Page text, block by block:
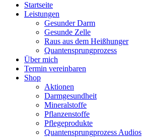
Startseite
Leistungen
Gesunder Darm
Gesunde Zelle
Raus aus dem Heißhunger
Quantensprungprozess
Über mich
Termin vereinbaren
Shop
Aktionen
Darmgesundheit
Mineralstoffe
Pflanzenstoffe
Pflegeprodukte
Quantensprungprozess Audios